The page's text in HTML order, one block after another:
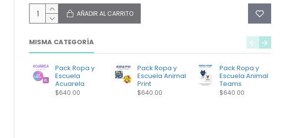
AÑADIR AL CARRITO
MISMA CATEGORÍA
Pack Ropa y
Escuela
Acuarela
$640.00
Pack Ropa y
Escuela Animal
Print
$640.00
Pack Ropa y
Escuela Animal
Teams
$640.00